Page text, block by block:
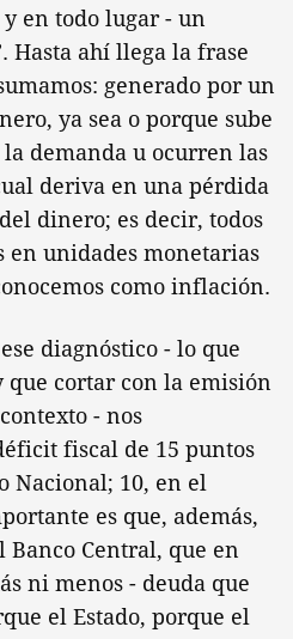
en todo lugar - un
Hasta ahí llega la frase
generado por un
ya sea o porque sube
demanda u ocurren las
deriva en una pérdida
dinero; es decir, todos
en unidades monetarias
como inflación.
diagnóstico - lo que
que cortar con la emisión
- nos
fiscal de 15 puntos
Nacional; 10, en el
es que, además,
Banco Central, que en
ni menos - deuda que
el Estado, porque el